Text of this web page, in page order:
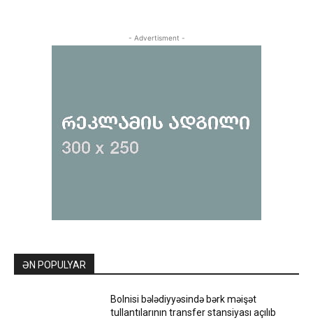
- Advertisment -
ƏN POPULYAR
Bolnisi bələdiyyəsində bərk məişət
tullantılarının transfer stansiyası açılıb